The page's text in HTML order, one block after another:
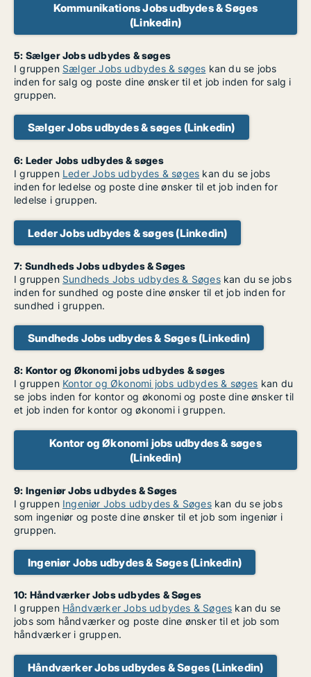
Kommunikations Jobs udbydes & Søges
(Linkedin)
5: Sælger Jobs udbydes & søges
I gruppen Sælger Jobs udbydes & søges kan du se jobs
inden for salg og poste dine ønsker til et job inden for salg i
gruppen.
Sælger Jobs udbydes & søges (Linkedin)
6: Leder Jobs udbydes & søges
I gruppen Leder Jobs udbydes & søges kan du se jobs
inden for ledelse og poste dine ønsker til et job inden for
ledelse i gruppen.
Leder Jobs udbydes & søges (Linkedin)
7: Sundheds Jobs udbydes & Søges
I gruppen Sundheds Jobs udbydes & Søgeskan du se jobs
inden for sundhed og poste dine ønsker til et job inden for
sundhed i gruppen.
Sundheds Jobs udbydes & Søges (Linkedin)
8: Kontor og Økonomi jobs udbydes & søges
I gruppen Kontor og Økonomi jobs udbydes & søges kan du
se jobs inden for kontor og økonomi og poste dine ønsker til
et job inden for kontor og økonomi i gruppen.
Kontor og Økonomi jobs udbydes & søges
(Linkedin)
9: Ingeniør Jobs udbydes & Søges
I gruppen Ingeniør Jobs udbydes & Søgeskan du se jobs
som ingeniør og poste dine ønsker til et job som ingeniør i
gruppen.
Ingeniør Jobs udbydes & Søges (Linkedin)
10: Håndværker Jobs udbydes & Søges
I gruppen Håndværker Jobs udbydes & Søges kan du se
jobs som håndværker og poste dine ønsker til et job som
håndværker i gruppen.
Håndværker Jobs udbydes & Søges (Linkedin)